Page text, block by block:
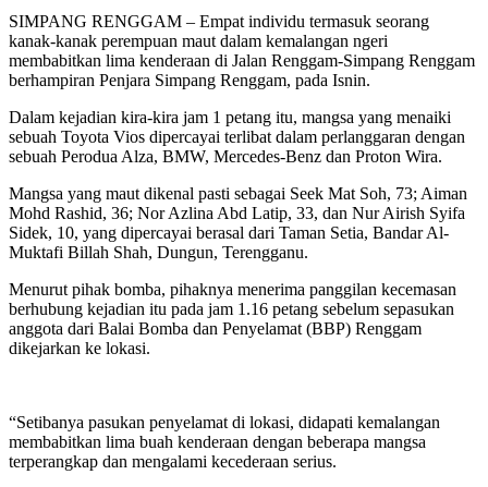
Share
SIMPANG RENGGAM – Empat individu termasuk seorang
kanak-kanak perempuan maut dalam kemalangan ngeri
membabitkan lima kenderaan di Jalan Renggam-Simpang Renggam
berhampiran Penjara Simpang Renggam, pada Isnin.
Dalam kejadian kira-kira jam 1 petang itu, mangsa yang menaiki
sebuah Toyota Vios dipercayai terlibat dalam perlanggaran dengan
sebuah Perodua Alza, BMW, Mercedes-Benz dan Proton Wira.
Mangsa yang maut dikenal pasti sebagai Seek Mat Soh, 73; Aiman
Mohd Rashid, 36; Nor Azlina Abd Latip, 33, dan Nur Airish Syifa
Sidek, 10, yang dipercayai berasal dari Taman Setia, Bandar Al-
Muktafi Billah Shah, Dungun, Terengganu.
Menurut pihak bomba, pihaknya menerima panggilan kecemasan
berhubung kejadian itu pada jam 1.16 petang sebelum sepasukan
anggota dari Balai Bomba dan Penyelamat (BBP) Renggam
dikejarkan ke lokasi.
“Setibanya pasukan penyelamat di lokasi, didapati kemalangan
membabitkan lima buah kenderaan dengan beberapa mangsa
terperangkap dan mengalami kecederaan serius.